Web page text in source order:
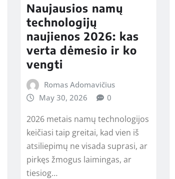
Naujausios namų
technologijų
naujienos 2026: kas
verta dėmesio ir ko
vengti
Romas Adomavičius
May 30, 2026
0
2026 metais namų technologijos
keičiasi taip greitai, kad vien iš
atsiliepimų ne visada suprasi, ar
pirkęs žmogus laimingas, ar
tiesiog…